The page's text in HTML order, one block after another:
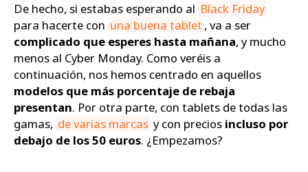
De hecho, si estabas esperando al Black Friday
para hacerte con una buena tablet , va a ser
complicado que esperes hasta mañana, y mucho
menos al Cyber Monday. Como veréis a
continuación, nos hemos centrado en aquellos
modelos que más porcentaje de rebaja
presentan. Por otra parte, con tablets de todas las
gamas, de varias marcas y con precios incluso por
debajo de los 50 euros. ¿Empezamos?